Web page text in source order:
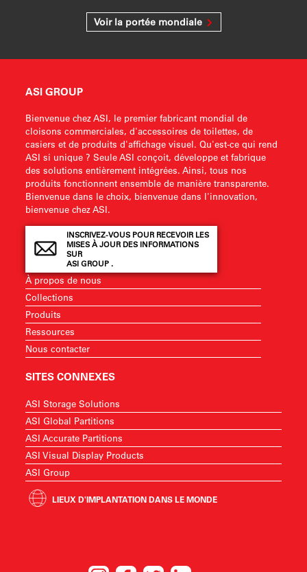
Voir la portée mondiale
ASI GROUP
Bienvenue chez ASI, le premier fabricant mondial de
cloisons commerciales, d'accessoires de toilettes, de
casiers et de produits d'affichage visuel. Qu'est-ce qui rend
ASI si unique ? Seule ASI conçoit, développe et fabrique
des solutions entièrement intégrées. Ainsi, tous nos
produits fonctionnent ensemble de manière transparente.
Bienvenue dans le choix, bienvenue dans l'innovation,
bienvenue chez ASI.
INSCRIVEZ-VOUS POUR RECEVOIR LES
MISES À JOUR DES INFORMATIONS
SUR
ASI GROUP .
À propos de nous
Collections
Produits
Ressources
Nous contacter
SITES CONNEXES
ASI Storage Solutions
ASI Global Partitions
ASI Accurate Partitions
ASI Visual Display Products
ASI Group
LIEUX D'IMPLANTATION DANS LE MONDE